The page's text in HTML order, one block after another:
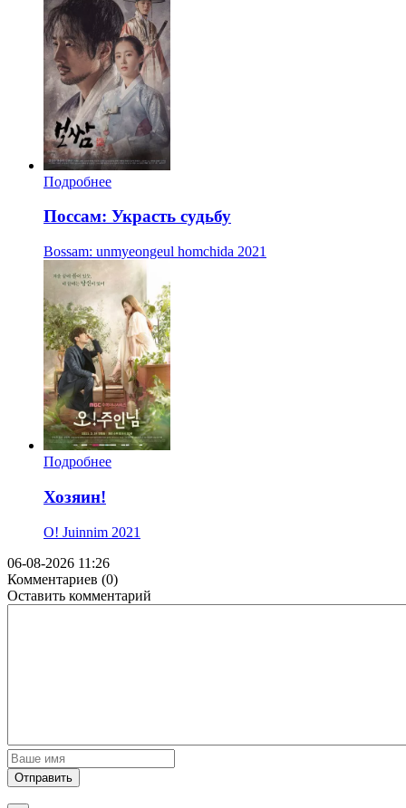
Подробнее
Поссам: Украсть судьбу
Bossam: unmyeongeul homchida 2021
Подробнее
Хозяин!
O! Juinnim 2021
06-08-2026 11:26
Комментариев (0)
Оставить комментарий
Отправить